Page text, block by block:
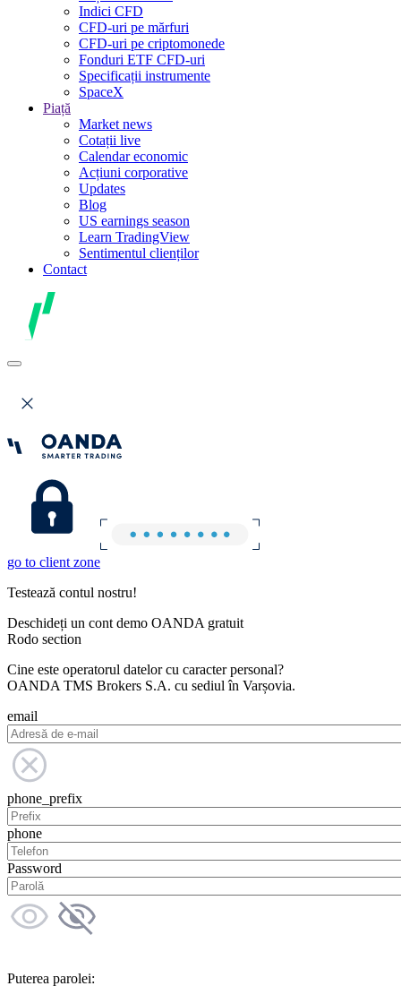
Indici CFD
CFD-uri pe mărfuri
CFD-uri pe criptomonede
Fonduri ETF CFD-uri
Specificații instrumente
SpaceX
Piață
Market news
Cotații live
Calendar economic
Acțiuni corporative
Updates
Blog
US earnings season
Learn TradingView
Sentimentul clienților
Contact
go to client zone
Testează contul nostru!
Deschideți un cont demo OANDA gratuit
Rodo section
Cine este operatorul datelor cu caracter personal?
OANDA TMS Brokers S.A. cu sediul în Varșovia.
email
phone_prefix
phone
Password
Puterea parolei: